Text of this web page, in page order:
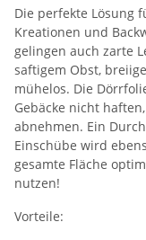
Die perfekte Lösung
Kreationen und
gelingen auch zarte
saftigem Obst,
mühelos. Die
Gebäcke nicht
abnehmen. Ein
Einschübe wird
gesamte Fläche
nutzen!
Vorteile: